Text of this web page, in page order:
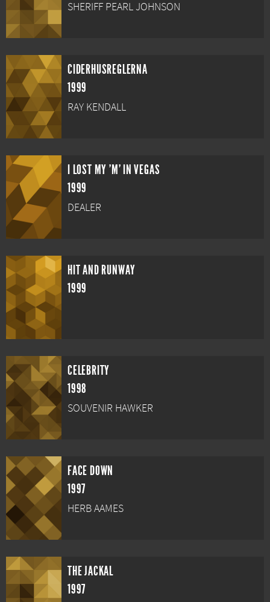
SHERIFF PEARL JOHNSON
CIDERHUSREGLERNA
1999
RAY KENDALL
I LOST MY 'M' IN VEGAS
1999
DEALER
HIT AND RUNWAY
1999
CELEBRITY
1998
SOUVENIR HAWKER
FACE DOWN
1997
HERB AAMES
THE JACKAL
1997